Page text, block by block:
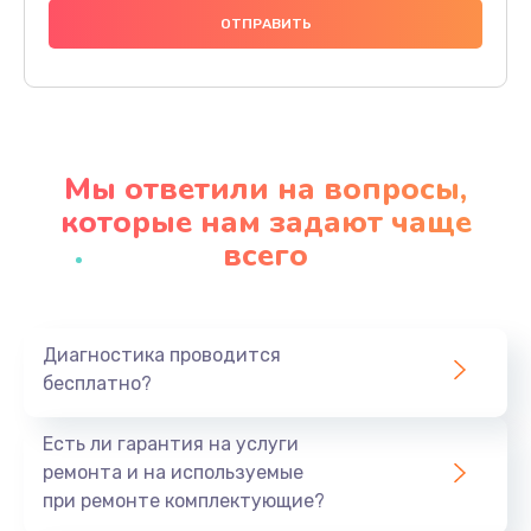
1000 руб.
Заказать
Профилактическая чистка
Заказать
Мы ответили на вопросы,
которые нам задают чаще
всего
Диагностика проводится
бесплатно?
Есть ли гарантия на услуги
ремонта и на используемые
при ремонте комплектующие?